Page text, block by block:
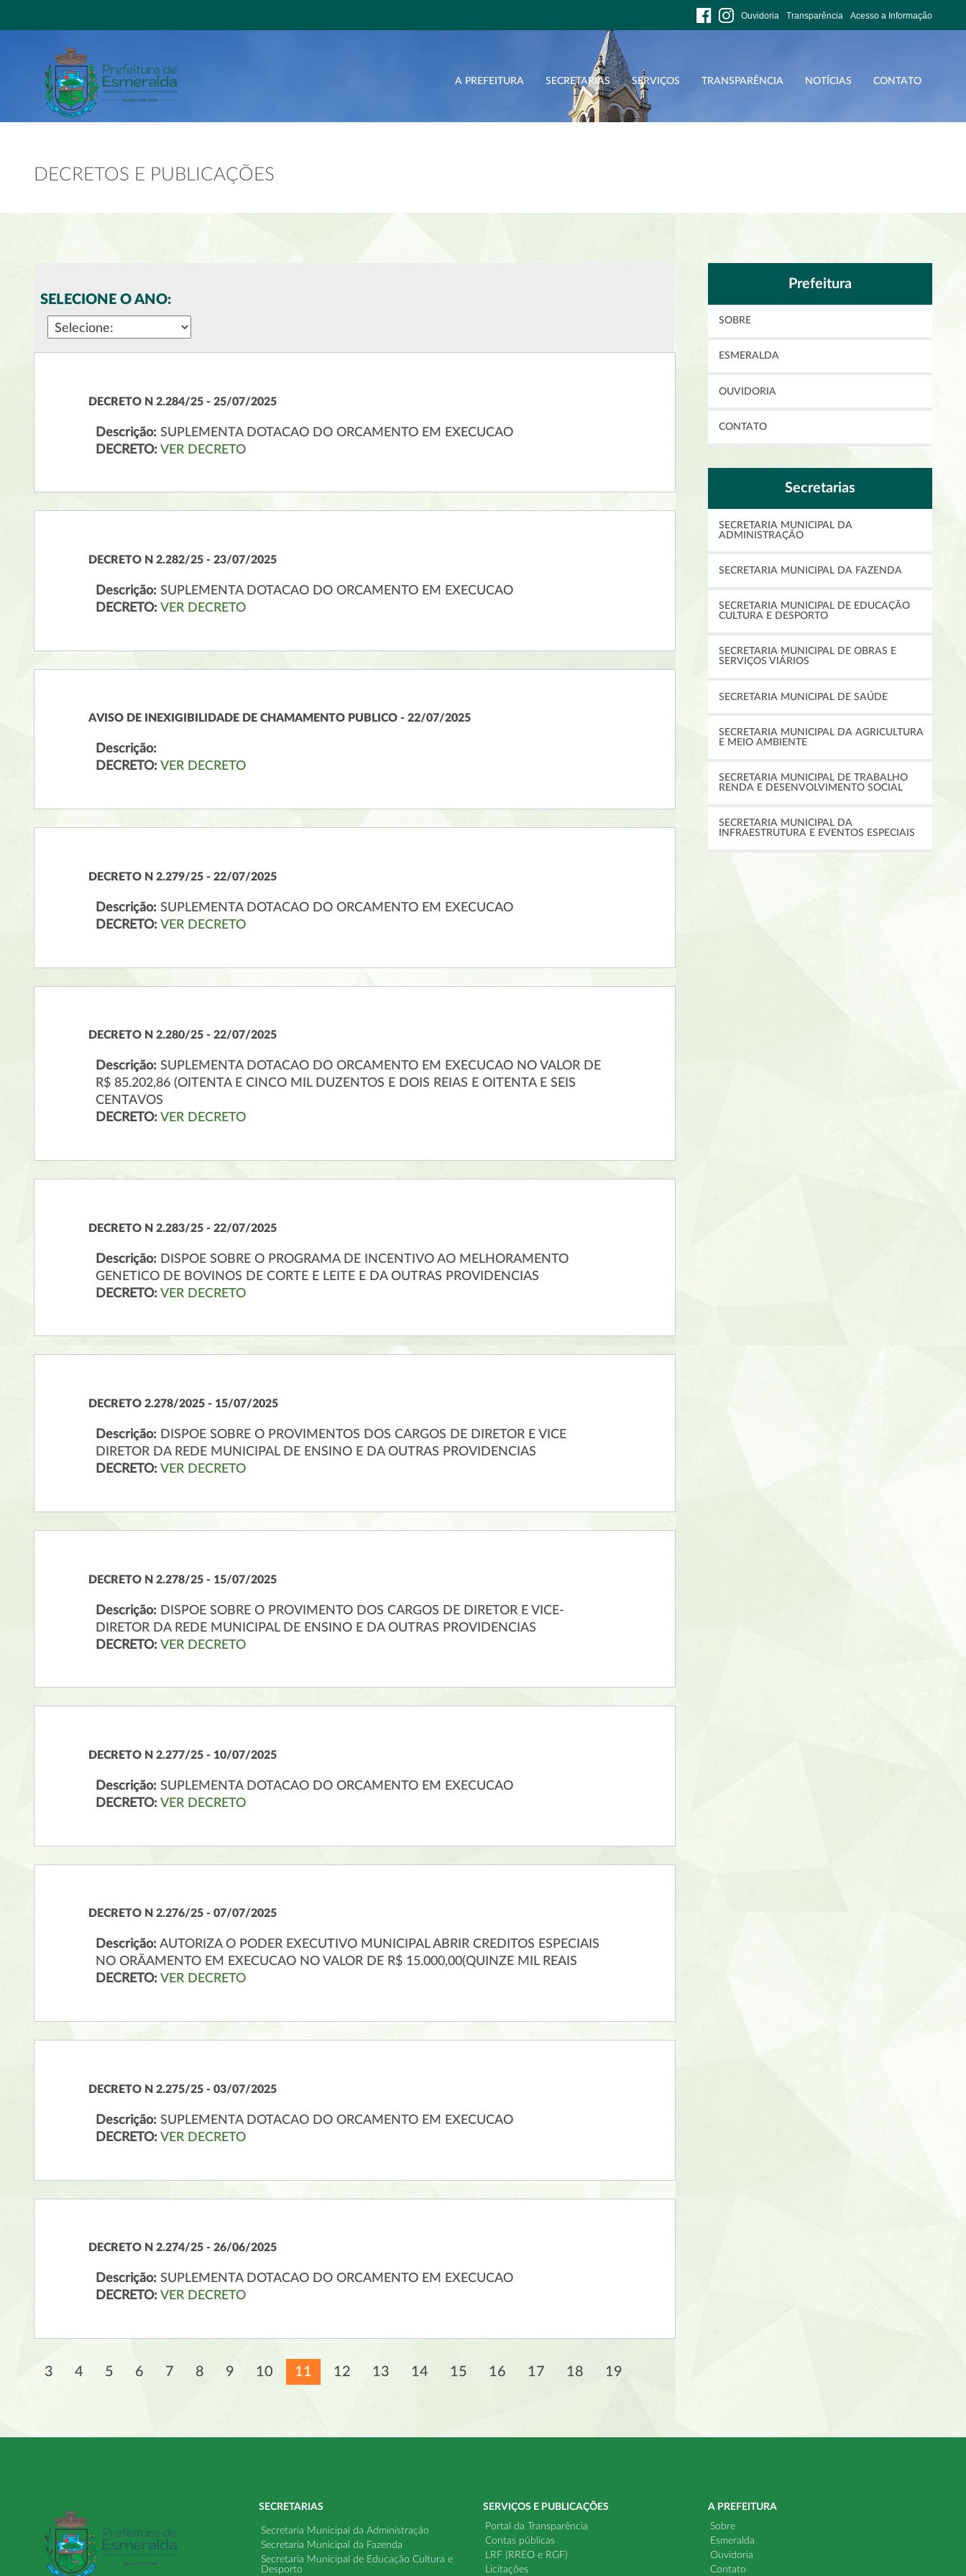
Ouvidoria Transparência Acesso a Informação
A PREFEITURA SECRETARIAS SERVIÇOS TRANSPARÊNCIA NOTÍCIAS CONTATO
DECRETOS E PUBLICAÇÕES
SELECIONE O ANO:
DECRETO N 2.284/25 - 25/07/2025
Descrição:SUPLEMENTA DOTACAO DO ORCAMENTO EM EXECUCAO
DECRETO: VER DECRETO
DECRETO N 2.282/25 - 23/07/2025
Descrição:SUPLEMENTA DOTACAO DO ORCAMENTO EM EXECUCAO
DECRETO: VER DECRETO
AVISO DE INEXIGIBILIDADE DE CHAMAMENTO PUBLICO - 22/07/2025
Descrição:
DECRETO: VER DECRETO
DECRETO N 2.279/25 - 22/07/2025
Descrição:SUPLEMENTA DOTACAO DO ORCAMENTO EM EXECUCAO
DECRETO: VER DECRETO
DECRETO N 2.280/25 - 22/07/2025
Descrição:SUPLEMENTA DOTACAO DO ORCAMENTO EM EXECUCAO NO VALOR DE
R$ 85.202,86 (OITENTA E CINCO MIL DUZENTOS E DOIS REIAS E OITENTA E SEIS
CENTAVOS
DECRETO: VER DECRETO
DECRETO N 2.283/25 - 22/07/2025
Descrição:DISPOE SOBRE O PROGRAMA DE INCENTIVO AO MELHORAMENTO
GENETICO DE BOVINOS DE CORTE E LEITE E DA OUTRAS PROVIDENCIAS
DECRETO: VER DECRETO
DECRETO 2.278/2025 - 15/07/2025
Descrição:DISPOE SOBRE O PROVIMENTOS DOS CARGOS DE DIRETOR E VICE
DIRETOR DA REDE MUNICIPAL DE ENSINO E DA OUTRAS PROVIDENCIAS
DECRETO: VER DECRETO
DECRETO N 2.278/25 - 15/07/2025
Descrição:DISPOE SOBRE O PROVIMENTO DOS CARGOS DE DIRETOR E VICE-
DIRETOR DA REDE MUNICIPAL DE ENSINO E DA OUTRAS PROVIDENCIAS
DECRETO: VER DECRETO
DECRETO N 2.277/25 - 10/07/2025
Descrição:SUPLEMENTA DOTACAO DO ORCAMENTO EM EXECUCAO
DECRETO: VER DECRETO
DECRETO N 2.276/25 - 07/07/2025
Descrição:AUTORIZA O PODER EXECUTIVO MUNICIPAL ABRIR CREDITOS ESPECIAIS
NO ORÃAMENTO EM EXECUCAO NO VALOR DE R$ 15.000,00(QUINZE MIL REAIS
DECRETO: VER DECRETO
DECRETO N 2.275/25 - 03/07/2025
Descrição:SUPLEMENTA DOTACAO DO ORCAMENTO EM EXECUCAO
DECRETO: VER DECRETO
DECRETO N 2.274/25 - 26/06/2025
Descrição:SUPLEMENTA DOTACAO DO ORCAMENTO EM EXECUCAO
DECRETO: VER DECRETO
3 4 5 6 7 8 9 10 11 12 13 14 15 16 17 18 19
Prefeitura
SOBRE
ESMERALDA
OUVIDORIA
CONTATO
Secretarias
SECRETARIA MUNICIPAL DA
ADMINISTRAÇÃO
SECRETARIA MUNICIPAL DA FAZENDA
SECRETARIA MUNICIPAL DE EDUCAÇÃO
CULTURA E DESPORTO
SECRETARIA MUNICIPAL DE OBRAS E
SERVIÇOS VIÁRIOS
SECRETARIA MUNICIPAL DE SAÚDE
SECRETARIA MUNICIPAL DA AGRICULTURA
E MEIO AMBIENTE
SECRETARIA MUNICIPAL DE TRABALHO
RENDA E DESENVOLVIMENTO SOCIAL
SECRETARIA MUNICIPAL DA
INFRAESTRUTURA E EVENTOS ESPECIAIS
SECRETARIAS
Secretaria Municipal da Administração
Secretaria Municipal da Fazenda
Secretaria Municipal de Educação Cultura e
Desporto
SERVIÇOS E PUBLICAÇÕES
Portal da Transparência
Contas públicas
LRF (RREO e RGF)
Licitações
A PREFEITURA
Sobre
Esmeralda
Ouvidoria
Contato